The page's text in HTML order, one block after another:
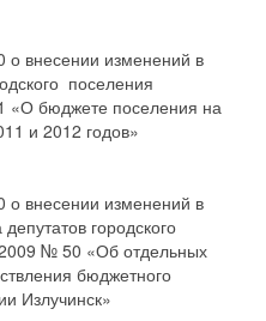
внесении изменений в
поселения
«О бюджете поселения на
и 2012 годов»
внесении изменений в
городского
№ 50 «Об отдельных
бюджетного
Излучинск»